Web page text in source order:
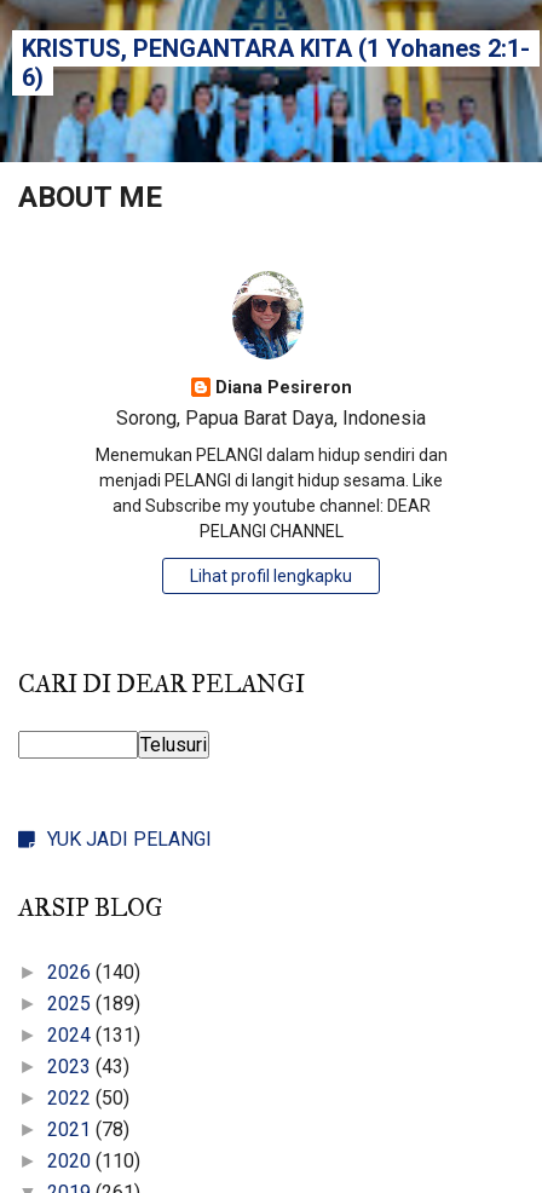
KRISTUS, PENGANTARA KITA (1 Yohanes 2:1-
6)
ABOUT ME
Diana Pesireron
Sorong, Papua Barat Daya, Indonesia
Menemukan PELANGI dalam hidup sendiri dan
menjadi PELANGI di langit hidup sesama. Like
and Subscribe my youtube channel: DEAR
PELANGI CHANNEL
Lihat profil lengkapku
CARI DI DEAR PELANGI
YUK JADI PELANGI
ARSIP BLOG
► 2026 (140)
► 2025 (189)
► 2024 (131)
► 2023 (43)
► 2022 (50)
► 2021 (78)
► 2020 (110)